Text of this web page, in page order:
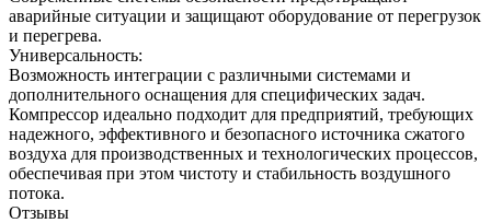
аварийные ситуации и защищают оборудование от перегрузок
и перегрева.
Универсальность:
Возможность интеграции с различными системами и
дополнительного оснащения для специфических задач.
Компрессор идеально подходит для предприятий, требующих
надежного, эффективного и безопасного источника сжатого
воздуха для производственных и технологических процессов,
обеспечивая при этом чистоту и стабильность воздушного
потока.
Отзывы